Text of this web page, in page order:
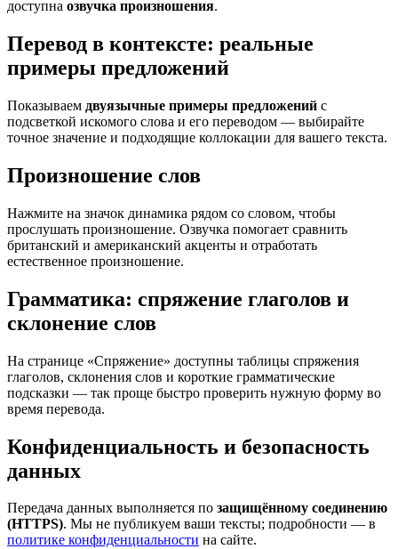
доступна озвучка произношения.
Перевод в контексте: реальные
примеры предложений
Показываем двуязычные примеры предложений с
подсветкой искомого слова и его переводом — выбирайте
точное значение и подходящие коллокации для вашего текста.
Произношение слов
Нажмите на значок динамика рядом со словом, чтобы
прослушать произношение. Озвучка помогает сравнить
британский и американский акценты и отработать
естественное произношение.
Грамматика: спряжение глаголов и
склонение слов
На странице «Спряжение» доступны таблицы спряжения
глаголов, склонения слов и короткие грамматические
подсказки — так проще быстро проверить нужную форму во
время перевода.
Конфиденциальность и безопасность
данных
Передача данных выполняется по защищённому соединению
(HTTPS). Мы не публикуем ваши тексты; подробности — в
политике конфиденциальности на сайте.